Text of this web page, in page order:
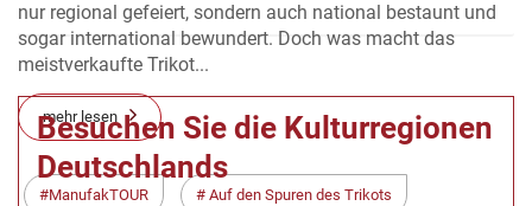
nur regional gefeiert, sondern auch national bestaunt und
sogar international bewundert. Doch was macht das
meistverkaufte Trikot...
mehr lesen
ManufakTOUR Auf den Spuren des Trikots
Besuchen Sie die Kulturregionen
Deutschlands